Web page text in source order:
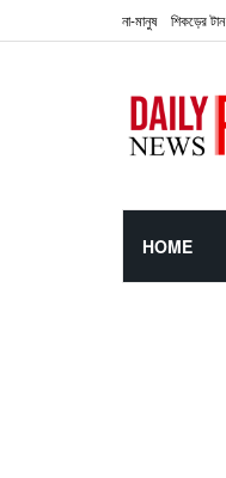
না-মানুষ শিকড়ের টান
HOME